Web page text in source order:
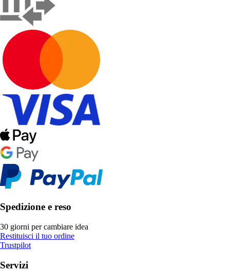
Spedizione e reso
30 giorni per cambiare idea
Restituisci il tuo ordine
Trustpilot
Servizi